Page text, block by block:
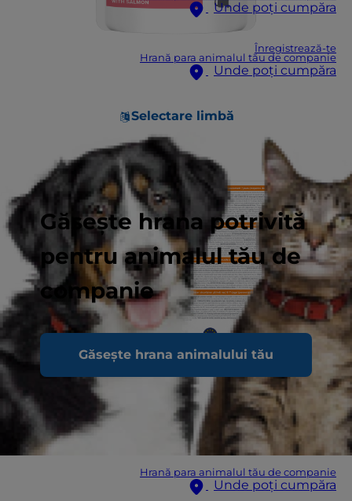
Unde poți cumpăra
Înregistrează-te
Hrană para animalul tău de companie
Unde poți cumpăra
Selectare limbă
Găsește hrana potrivită
pentru animalul tău de
companie
Găsește hrana animalului tău
Hrană para animalul tău de companie
Unde poți cumpăra